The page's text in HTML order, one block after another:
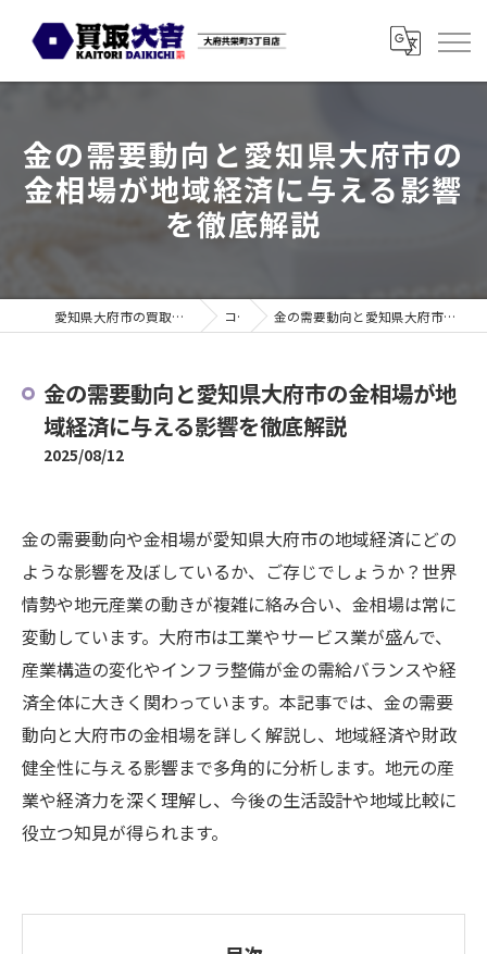
金の需要動向と愛知県大府市の
金相場が地域経済に与える影響
を徹底解説
愛知県大府市の買取なら買取大吉 大府共栄町3丁目店 コラム 金の需要動向と愛知県大府市の金相場が地域経済に与える影響を徹底解説
金の需要動向と愛知県大府市の金相場が地
域経済に与える影響を徹底解説
2025/08/12
金の需要動向や金相場が愛知県大府市の地域経済にどの
ような影響を及ぼしているか、ご存じでしょうか？世界
情勢や地元産業の動きが複雑に絡み合い、金相場は常に
変動しています。大府市は工業やサービス業が盛んで、
産業構造の変化やインフラ整備が金の需給バランスや経
済全体に大きく関わっています。本記事では、金の需要
動向と大府市の金相場を詳しく解説し、地域経済や財政
健全性に与える影響まで多角的に分析します。地元の産
業や経済力を深く理解し、今後の生活設計や地域比較に
役立つ知見が得られます。